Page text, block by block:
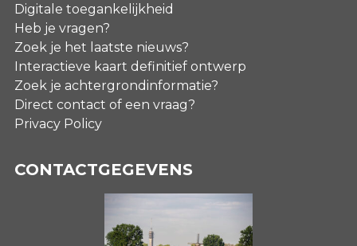
Digitale toegankelijkheid
Heb je vragen?
Zoek je het laatste nieuws?
Interactieve kaart definitief ontwerp
Zoek je achtergrondinformatie?
Direct contact of een vraag?
Privacy Policy
CONTACTGEGEVENS